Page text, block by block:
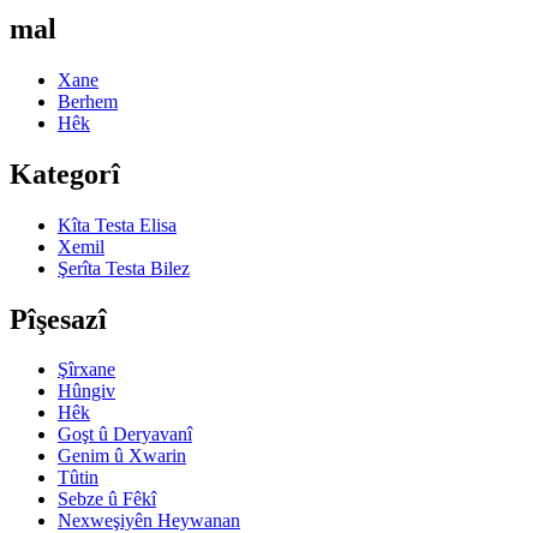
mal
Xane
Berhem
Hêk
Kategorî
Kîta Testa Elisa
Xemil
Şerîta Testa Bilez
Pîşesazî
Şîrxane
Hûngiv
Hêk
Goşt û Deryavanî
Genim û Xwarin
Tûtin
Sebze û Fêkî
Nexweşiyên Heywanan